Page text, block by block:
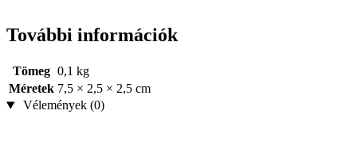
További információk
Tömeg 0,1 kg
Méretek 7,5 × 2,5 × 2,5 cm
Vélemények (0)